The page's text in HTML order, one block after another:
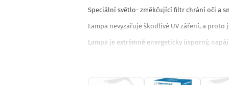
Speciální světlo- změkčující filtr chrání oči a
Lampa nevyzařuje škodlivé UV záření, a
Lampa je extrémně energeticky úsporný,
Čtení knih SILNÝ CLIP umožňující instalaci
Doma Na stole U dětského nočního stolku.